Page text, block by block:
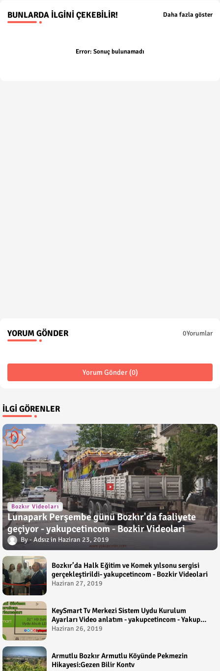
BUNLARDA İLGINI ÇEKEBILIR! Daha fazla göster
Error: Sonuç bulunamadı
YORUM GÖNDER 0Yorumlar
Yorum Gönder (0)
İLGI GÖRENLER
Bozkır Videoları
Lunapark Perşembe günü Bozkır'da faaliyete
geçiyor - yakupcetincom - Bozkir Videolari
Adsız Haziran 23, 2019
Bozkır’da Halk Eğitim ve Komek yılsonu sergisi
gerçekleştirildi- yakupcetincom - Bozkir Videolari
Haziran 27, 2019
KeySmart Tv Merkezi Sistem Uydu Kurulum
Ayarları Video anlatım - yakupcetincom - Yakup
Çetin
Haziran 26, 2019
Armutlu Bozkır Armutlu Köyünde Pekmezin
Hikayesi:Gezen Bilir Kontv